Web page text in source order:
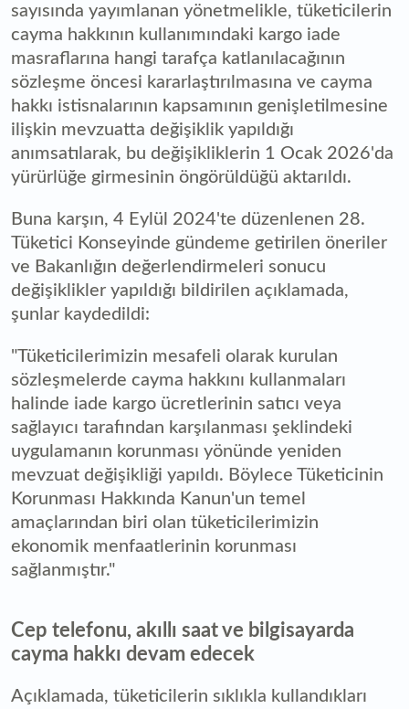
sayısında yayımlanan yönetmelikle, tüketicilerin
cayma hakkının kullanımındaki kargo iade
masraflarına hangi tarafça katlanılacağının
sözleşme öncesi kararlaştırılmasına ve cayma
hakkı istisnalarının kapsamının genişletilmesine
ilişkin mevzuatta değişiklik yapıldığı
anımsatılarak, bu değişikliklerin 1 Ocak 2026'da
yürürlüğe girmesinin öngörüldüğü aktarıldı.
Buna karşın, 4 Eylül 2024'te düzenlenen 28.
Tüketici Konseyinde gündeme getirilen öneriler
ve Bakanlığın değerlendirmeleri sonucu
değişiklikler yapıldığı bildirilen açıklamada,
şunlar kaydedildi:
"Tüketicilerimizin mesafeli olarak kurulan
sözleşmelerde cayma hakkını kullanmaları
halinde iade kargo ücretlerinin satıcı veya
sağlayıcı tarafından karşılanması şeklindeki
uygulamanın korunması yönünde yeniden
mevzuat değişikliği yapıldı. Böylece Tüketicinin
Korunması Hakkında Kanun'un temel
amaçlarından biri olan tüketicilerimizin
ekonomik menfaatlerinin korunması
sağlanmıştır."
Cep telefonu, akıllı saat ve bilgisayarda
cayma hakkı devam edecek
Açıklamada, tüketicilerin sıklıkla kullandıkları